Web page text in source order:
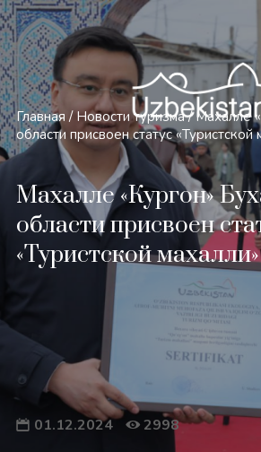
Безопасность и особенности
Главная / Новости туризма / Махалле
области присвоен статус «Туристской
Махалле «Кургон»
области присвоен
«Туристской махалли»
01.12.2024 2998